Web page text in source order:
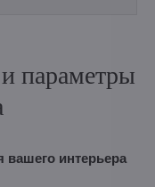
параметры
вашего интерьера